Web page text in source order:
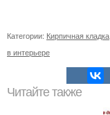
Категории: Кирпичная кладка
в интерьере
Читайте также